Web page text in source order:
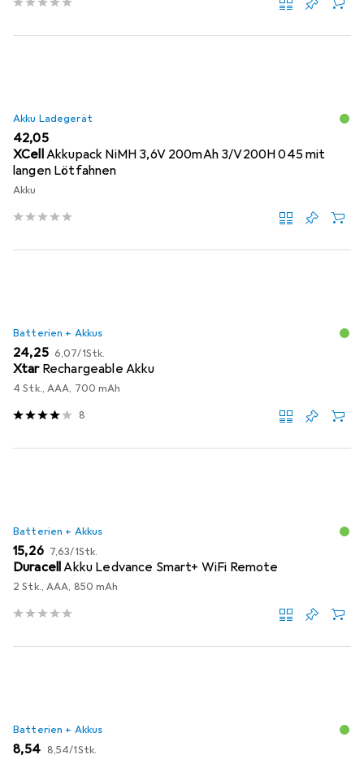
Akku Ladegerät
EUR
42,05
XCellAkkupack NiMH 3,6V 200mAh 3/V200H 045 mit
langen Lötfahnen
Akku
Batterien + Akkus
EUR
24,25 EUR
6,07/1Stk.
Xtar Rechargeable Akku
4 Stk., AAA, 700 mAh
8
Batterien + Akkus
EUR
15,26 EUR
7,63/1Stk.
DuracellAkku Ledvance Smart+ WiFi Remote
2 Stk., AAA, 850 mAh
Batterien + Akkus
EUR
8,54 EUR
8,54/1Stk.